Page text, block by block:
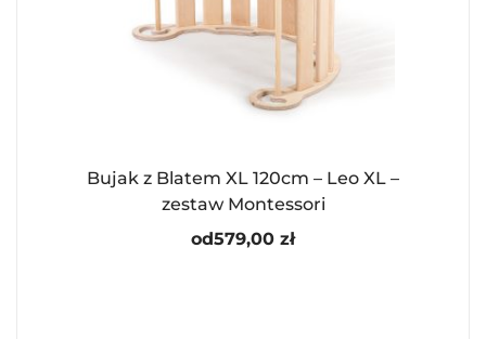
Bujak z Blatem XL 120cm – Leo XL –
zestaw Montessori
od579,00 zł